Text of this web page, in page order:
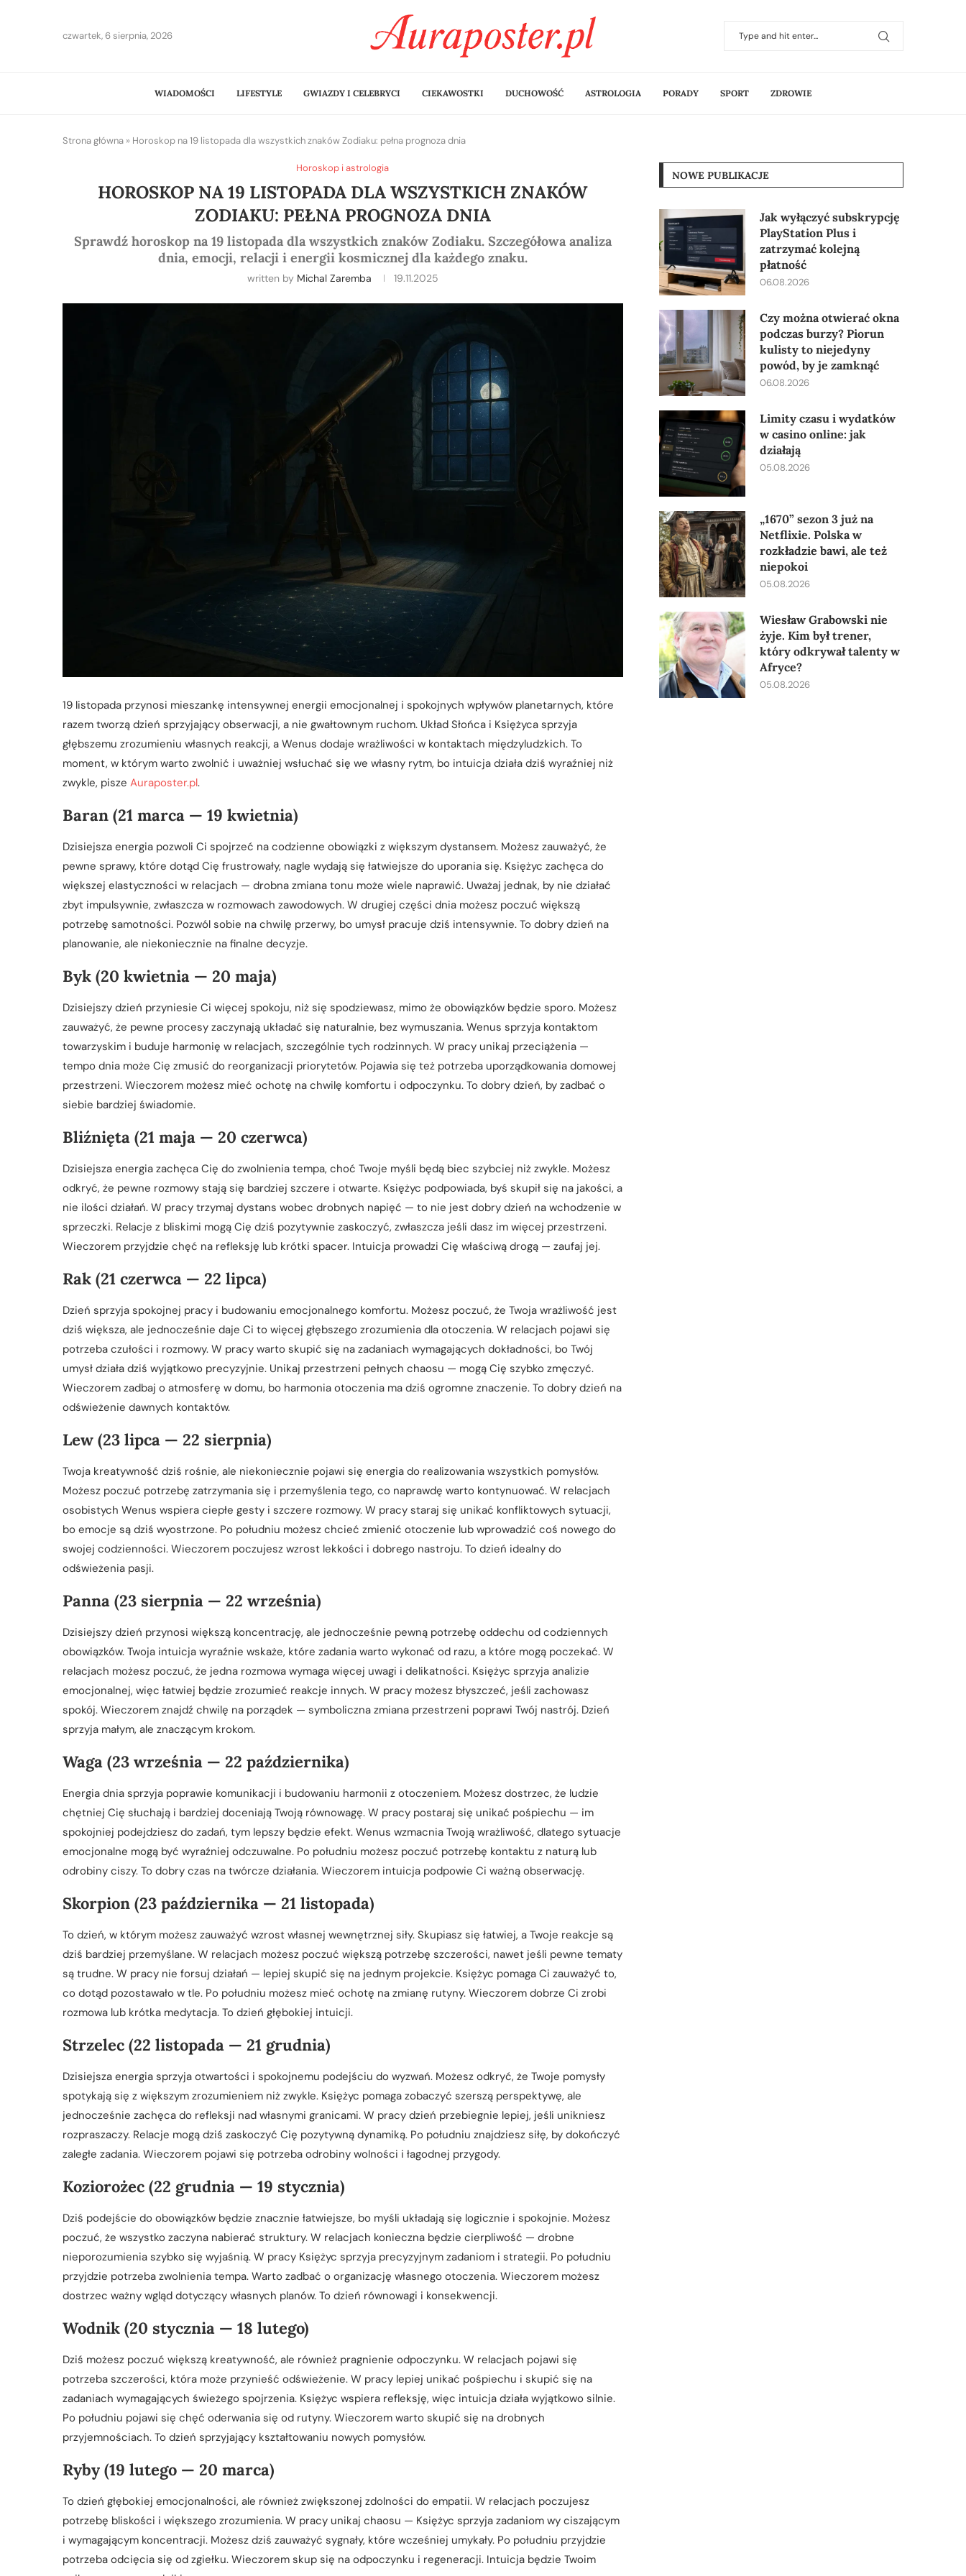
czwartek, 6 sierpnia, 2026
WIADOMOŚCI LIFESTYLE GWIAZDY I CELEBRYCI CIEKAWOSTKI DUCHOWOŚĆ ASTROLOGIA PORADY SPORT ZDROWIE
Strona główna » Horoskop na 19 listopada dla wszystkich znaków Zodiaku: pełna prognoza dnia
Horoskop i astrologia
HOROSKOP NA 19 LISTOPADA DLA WSZYSTKICH ZNAKÓW
ZODIAKU: PEŁNA PROGNOZA DNIA
Sprawdź horoskop na 19 listopada dla wszystkich znaków Zodiaku. Szczegółowa analiza
dnia, emocji, relacji i energii kosmicznej dla każdego znaku.
written by Michal Zaremba 19.11.2025
19 listopada przynosi mieszankę intensywnej energii emocjonalnej i spokojnych wpływów planetarnych, które
razem tworzą dzień sprzyjający obserwacji, a nie gwałtownym ruchom. Układ Słońca i Księżyca sprzyja
głębszemu zrozumieniu własnych reakcji, a Wenus dodaje wrażliwości w kontaktach międzyludzkich. To
moment, w którym warto zwolnić i uważniej wsłuchać się we własny rytm, bo intuicja działa dziś wyraźniej niż
zwykle, pisze Auraposter.pl.
Baran (21 marca — 19 kwietnia)
Dzisiejsza energia pozwoli Ci spojrzeć na codzienne obowiązki z większym dystansem. Możesz zauważyć, że
pewne sprawy, które dotąd Cię frustrowały, nagle wydają się łatwiejsze do uporania się. Księżyc zachęca do
większej elastyczności w relacjach — drobna zmiana tonu może wiele naprawić. Uważaj jednak, by nie działać
zbyt impulsywnie, zwłaszcza w rozmowach zawodowych. W drugiej części dnia możesz poczuć większą
potrzebę samotności. Pozwól sobie na chwilę przerwy, bo umysł pracuje dziś intensywnie. To dobry dzień na
planowanie, ale niekoniecznie na finalne decyzje.
Byk (20 kwietnia — 20 maja)
Dzisiejszy dzień przyniesie Ci więcej spokoju, niż się spodziewasz, mimo że obowiązków będzie sporo. Możesz
zauważyć, że pewne procesy zaczynają układać się naturalnie, bez wymuszania. Wenus sprzyja kontaktom
towarzyskim i buduje harmonię w relacjach, szczególnie tych rodzinnych. W pracy unikaj przeciążenia —
tempo dnia może Cię zmusić do reorganizacji priorytetów. Pojawia się też potrzeba uporządkowania domowej
przestrzeni. Wieczorem możesz mieć ochotę na chwilę komfortu i odpoczynku. To dobry dzień, by zadbać o
siebie bardziej świadomie.
Bliźnięta (21 maja — 20 czerwca)
Dzisiejsza energia zachęca Cię do zwolnienia tempa, choć Twoje myśli będą biec szybciej niż zwykle. Możesz
odkryć, że pewne rozmowy stają się bardziej szczere i otwarte. Księżyc podpowiada, byś skupił się na jakości, a
nie ilości działań. W pracy trzymaj dystans wobec drobnych napięć — to nie jest dobry dzień na wchodzenie w
sprzeczki. Relacje z bliskimi mogą Cię dziś pozytywnie zaskoczyć, zwłaszcza jeśli dasz im więcej przestrzeni.
Wieczorem przyjdzie chęć na refleksję lub krótki spacer. Intuicja prowadzi Cię właściwą drogą — zaufaj jej.
Rak (21 czerwca — 22 lipca)
Dzień sprzyja spokojnej pracy i budowaniu emocjonalnego komfortu. Możesz poczuć, że Twoja wrażliwość jest
dziś większa, ale jednocześnie daje Ci to więcej głębszego zrozumienia dla otoczenia. W relacjach pojawi się
potrzeba czułości i rozmowy. W pracy warto skupić się na zadaniach wymagających dokładności, bo Twój
umysł działa dziś wyjątkowo precyzyjnie. Unikaj przestrzeni pełnych chaosu — mogą Cię szybko zmęczyć.
Wieczorem zadbaj o atmosferę w domu, bo harmonia otoczenia ma dziś ogromne znaczenie. To dobry dzień na
odświeżenie dawnych kontaktów.
Lew (23 lipca — 22 sierpnia)
Twoja kreatywność dziś rośnie, ale niekoniecznie pojawi się energia do realizowania wszystkich pomysłów.
Możesz poczuć potrzebę zatrzymania się i przemyślenia tego, co naprawdę warto kontynuować. W relacjach
osobistych Wenus wspiera ciepłe gesty i szczere rozmowy. W pracy staraj się unikać konfliktowych sytuacji,
bo emocje są dziś wyostrzone. Po południu możesz chcieć zmienić otoczenie lub wprowadzić coś nowego do
swojej codzienności. Wieczorem poczujesz wzrost lekkości i dobrego nastroju. To dzień idealny do
odświeżenia pasji.
Panna (23 sierpnia — 22 września)
Dzisiejszy dzień przynosi większą koncentrację, ale jednocześnie pewną potrzebę oddechu od codziennych
obowiązków. Twoja intuicja wyraźnie wskaże, które zadania warto wykonać od razu, a które mogą poczekać. W
relacjach możesz poczuć, że jedna rozmowa wymaga więcej uwagi i delikatności. Księżyc sprzyja analizie
emocjonalnej, więc łatwiej będzie zrozumieć reakcje innych. W pracy możesz błyszczeć, jeśli zachowasz
spokój. Wieczorem znajdź chwilę na porządek — symboliczna zmiana przestrzeni poprawi Twój nastrój. Dzień
sprzyja małym, ale znaczącym krokom.
Waga (23 września — 22 października)
Energia dnia sprzyja poprawie komunikacji i budowaniu harmonii z otoczeniem. Możesz dostrzec, że ludzie
chętniej Cię słuchają i bardziej doceniają Twoją równowagę. W pracy postaraj się unikać pośpiechu — im
spokojniej podejdziesz do zadań, tym lepszy będzie efekt. Wenus wzmacnia Twoją wrażliwość, dlatego sytuacje
emocjonalne mogą być wyraźniej odczuwalne. Po południu możesz poczuć potrzebę kontaktu z naturą lub
odrobiny ciszy. To dobry czas na twórcze działania. Wieczorem intuicja podpowie Ci ważną obserwację.
Skorpion (23 października — 21 listopada)
To dzień, w którym możesz zauważyć wzrost własnej wewnętrznej siły. Skupiasz się łatwiej, a Twoje reakcje są
dziś bardziej przemyślane. W relacjach możesz poczuć większą potrzebę szczerości, nawet jeśli pewne tematy
są trudne. W pracy nie forsuj działań — lepiej skupić się na jednym projekcie. Księżyc pomaga Ci zauważyć to,
co dotąd pozostawało w tle. Po południu możesz mieć ochotę na zmianę rutyny. Wieczorem dobrze Ci zrobi
rozmowa lub krótka medytacja. To dzień głębokiej intuicji.
Strzelec (22 listopada — 21 grudnia)
Dzisiejsza energia sprzyja otwartości i spokojnemu podejściu do wyzwań. Możesz odkryć, że Twoje pomysły
spotykają się z większym zrozumieniem niż zwykle. Księżyc pomaga zobaczyć szerszą perspektywę, ale
jednocześnie zachęca do refleksji nad własnymi granicami. W pracy dzień przebiegnie lepiej, jeśli unikniesz
rozpraszaczy. Relacje mogą dziś zaskoczyć Cię pozytywną dynamiką. Po południu znajdziesz siłę, by dokończyć
zaległe zadania. Wieczorem pojawi się potrzeba odrobiny wolności i łagodnej przygody.
Koziorożec (22 grudnia — 19 stycznia)
Dziś podejście do obowiązków będzie znacznie łatwiejsze, bo myśli układają się logicznie i spokojnie. Możesz
poczuć, że wszystko zaczyna nabierać struktury. W relacjach konieczna będzie cierpliwość — drobne
nieporozumienia szybko się wyjaśnią. W pracy Księżyc sprzyja precyzyjnym zadaniom i strategii. Po południu
przyjdzie potrzeba zwolnienia tempa. Warto zadbać o organizację własnego otoczenia. Wieczorem możesz
dostrzec ważny wgląd dotyczący własnych planów. To dzień równowagi i konsekwencji.
Wodnik (20 stycznia — 18 lutego)
Dziś możesz poczuć większą kreatywność, ale również pragnienie odpoczynku. W relacjach pojawi się
potrzeba szczerości, która może przynieść odświeżenie. W pracy lepiej unikać pośpiechu i skupić się na
zadaniach wymagających świeżego spojrzenia. Księżyc wspiera refleksję, więc intuicja działa wyjątkowo silnie.
Po południu pojawi się chęć oderwania się od rutyny. Wieczorem warto skupić się na drobnych
przyjemnościach. To dzień sprzyjający kształtowaniu nowych pomysłów.
Ryby (19 lutego — 20 marca)
To dzień głębokiej emocjonalności, ale również zwiększonej zdolności do empatii. W relacjach poczujesz
potrzebę bliskości i większego zrozumienia. W pracy unikaj chaosu — Księżyc sprzyja zadaniom wy ciszającym
i wymagającym koncentracji. Możesz dziś zauważyć sygnały, które wcześniej umykały. Po południu przyjdzie
potrzeba odcięcia się od zgiełku. Wieczorem skup się na odpoczynku i regeneracji. Intuicja będzie Twoim
NOWE PUBLIKACJE
Jak wyłączyć subskrypcję
PlayStation Plus i
zatrzymać kolejną
płatność
06.08.2026
Czy można otwierać okna
podczas burzy? Piorun
kulisty to niejedyny
powód, by je zamknąć
06.08.2026
Limity czasu i wydatków
w casino online: jak
działają
05.08.2026
„1670” sezon 3 już na
Netflixie. Polska w
rozkładzie bawi, ale też
niepokoi
05.08.2026
Wiesław Grabowski nie
żyje. Kim był trener,
który odkrywał talenty w
Afryce?
05.08.2026